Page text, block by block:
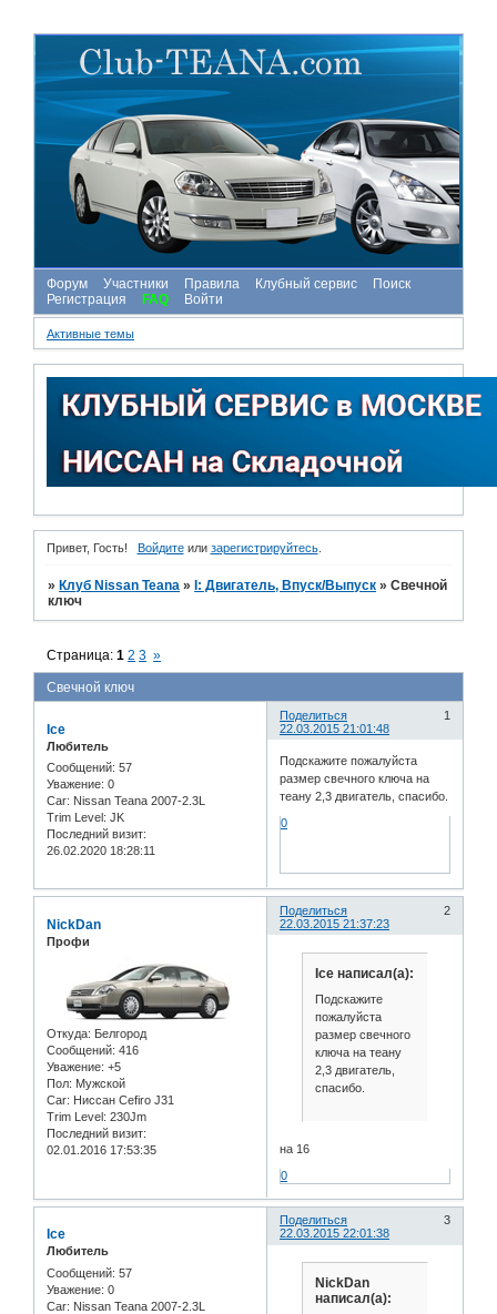
Форум Участники Правила Клубный сервис
Поиск
Регистрация
FAQ Войти
Активные темы
Привет, Гость! Войдитеили зарегистрируйтесь.
» Клуб Nissan Teana » I: Двигатель, Впуск/Выпуск »Свечной
ключ
Свечной ключ
Страница:1 2 3 »
Поделиться
1
22.03.2015 21:01:48
Ice
Любитель
Сообщений: 57
Уважение: 0
Car: Nissan Teana 2007-2.3L
Trim Level: JK
Последний визит:
26.02.2020 18:28:11
Подскажите пожалуйста
размер свечного ключа на
теану 2,3 двигатель, спасибо.
0
Поделиться
2
22.03.2015 21:37:23
NickDan
Профи
Откуда: Белгород
Сообщений: 416
Уважение: +5
Пол: Мужской
Car: Ниссан Cefiro J31
Trim Level: 230Jm
Последний визит:
02.01.2016 17:53:35
Ice написал(а):
Подскажите
пожалуйста
размер свечного
ключа на теану
2,3 двигатель,
спасибо.
на 16
0
Поделиться
3
22.03.2015 22:01:38
Ice
Любитель
Сообщений: 57
Уважение: 0
Car: Nissan Teana 2007-2.3L
NickDan
написал(а):